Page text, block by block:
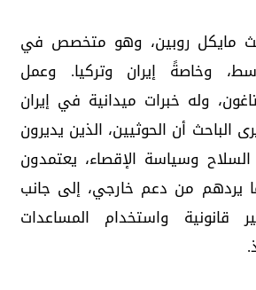
مايكل روبين، وهو متخصص في
وخاصةً إيران وتركيا. وعمل
وله خبرات ميدانية في إيران
الباحث أن الحوثيين، الذين يديرون
وسياسة الإقصاء، يعتمدون
يردهم من دعم خارجي، إلى جانب
قانونية واستخدام المساعدات